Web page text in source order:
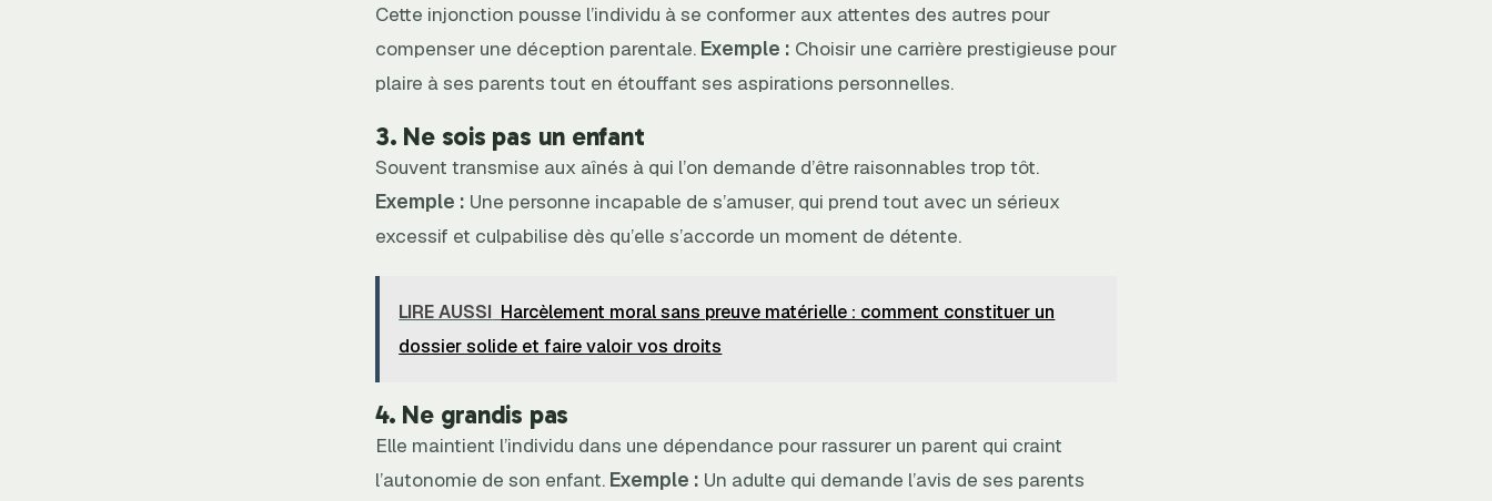
Cette injonction pousse l’individu à se conformer aux attentes des autres pour
compenser une déception parentale. Exemple : Choisir une carrière prestigieuse pour
plaire à ses parents tout en étouffant ses aspirations personnelles.
3. Ne sois pas un enfant
Souvent transmise aux aînés à qui l’on demande d’être raisonnables trop tôt.
Exemple : Une personne incapable de s’amuser, qui prend tout avec un sérieux
excessif et culpabilise dès qu’elle s’accorde un moment de détente.
LIRE AUSSI Harcèlement moral sans preuve matérielle : comment constituer un
dossier solide et faire valoir vos droits
4. Ne grandis pas
Elle maintient l’individu dans une dépendance pour rassurer un parent qui craint
l’autonomie de son enfant. Exemple : Un adulte qui demande l’avis de ses parents